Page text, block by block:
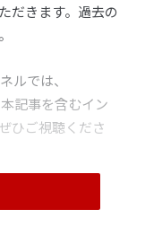
だきます。過去の
ルでは、
記事を含むイン
ひご視聴くださ
ンスホールディ